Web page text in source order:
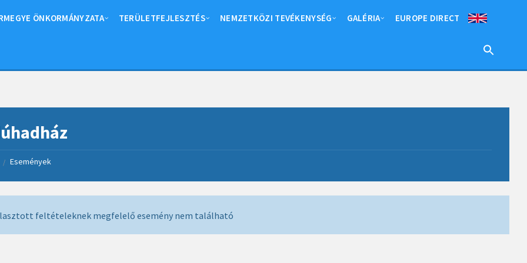
ÖNKORMÁNYZATA TERÜLETFEJLESZTÉS NEMZETKÖZI TEVÉKENYSÉG GALÉRIA EUROPE DIRECT
/ Események
feltételeknek megfelelő esemény nem található